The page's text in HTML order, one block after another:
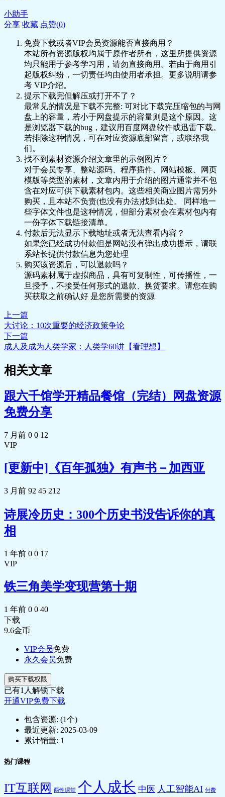
🎵 13.文艺复兴是欧洲近代的开端吗？走出
📄 13.文艺复兴是欧洲近代的开端吗？走出
中世纪.pdf
🎵 14.“人文学科”的总体目标是什么？文艺
复兴中的“新学术”与“新艺术”.mp3
📄 14.pdf
🎵 15.促进欧洲人的欧洲化，意大利之外的
文艺复兴.mp3
📄 15.pdf
🎵 16.中国也有文艺复兴吗？从徐光启到胡
适.mp3
🎵 17.工作是如此神圣和道德，宗教改革与
新教伦理.mp3
📄 17.pdf
🎵 18.我是被上帝选中的人吗，加尔文教派
与资本主义兴起.mp3
📄 18.pdf
🎵 19.韦伯错了吗？新教和资本主义的关
系.mp3
📄 19.pdf
📄 20.pdf
🎵 21.工业革命，一个真正进步的时代，不
只是蒸汽机.mp3
📄 21.pdf
🎵 22.谁要谈工业革命，谁就会谈棉花，棉
花连接世界.mp3
🎵 23. 新旧大陆的棉纺织.mp3
🎵 25. 游牧征服者与定居帝国.mp3
📄 27-31.pdf
🎵 27. 18世纪的欧洲局势.mp3
🎵 28. 莫卧儿最终的陷落.mp3
🎵 29. 俄罗斯与俄土战争.mp3
🎵 31. yp的早期历史.mp3
📄 32-35.pdf
🎵 33. 中日命运.mp3
🎵 35. 回到1640年的欧洲.mp3
📄 36-39.pdf
🎵 37. 新因素与条约.mp3
🎵 39. 现代国际法的到来.mp3
🎵 40葛兆光：全球终于成为一个历史世
📄 【书单】休息一日第二辑，中秋快.pdf
📄 【全球史线下活动】葛兆光x梁文道x段
🎵 【番外】《白银资本》讲了什么？，全
🎵 【番外】小说研究者和思想史学家.mp3
📄 【番外】小说研究者和思想史学家.pdf
复古.mp3
📄 【番外刘耀春：为什么革新一定要借着
复古.pdf
就越有利于创新，学术大咖云研讨.mp3
📄 番外】莫基尔：一般而言，政府越弱，
就越有利于创新，学术大咖云研讨.pdf
大利亚与新西兰.pdf
域的基督教.mp3
成.pdf
🎵 2.2 当耶路撒冷对话罗马丨大公教会的形
成.mp3
🎵 2.3 宗教也分联邦、联邦和集权？.mp3
📄 2.3 宗教也分联邦、联邦和集权？.pdf
🎵 2.4 从地中海变成全欧洲的基督教.mp3
📄 2.4 从地中海变成全欧洲的基督教.pdf
📄 2.5 国王众多，宗教却只有一个 东西部教
会的分立与交流.MP3
📄 2.5 国王众多，宗教却只有一个 东西部教
📄 2.6 丝绸之路上的基督教 景教.pdf
📄 2.6 丝绸之路上的基督教丨.MP3
🎵 2.7 世界宗教的诞生丨基督教在大航海时
代的全球传播.mp3
📄 2.7 世界宗教的诞生丨基督教在大航海时
代的全球传播.pdf
🎵 2.8 当上帝遇到孔子丨基督教在东亚的传
播.mp3
📄 2.8 当上帝遇到孔子丨基督教在东亚的传
播.pdf
🎵 3.1 阿拉伯人的起源与传说 .mp3
📄 3.1 阿拉伯人的起源与传说 .pdf
📄 3.2 神启的降临.MP3
🎵 3.3 先知的教谕丨伊斯兰教的基本原
理.pdf
因.pdf
因.mp3
📄 3.6.伊斯兰化｜从非洲到东南亚.MP3
🎵 3.7 互动与交融丨伊斯兰文明的发展与繁
荣.mp3
📄 【番外】梁文道：东西之间的东南亚，
吗？.mp3
📄 【番外】武绍卫：佛教的传播是单向的
吗？.pdf
系到宗教史的大问题-01.pdf
📄 【番外】段志强：七贤在不在竹林，关
系到宗教史的大问题.mp3
🎵 【番外】游斌：欧洲人“想象并接受的东
方”.mp3
方”.pdf
小助手
分享 收藏 点赞(0)
免费下载或者VIP会员资源能否直接商用？
本站所有资源版权均属于原作者所有，这里所提供资源
均只能用于参考学习用，请勿直接商用。若由于商用引
起版权纠纷，一切责任均由使用者承担。更多说明请参
考 VIP介绍。
提示下载完但解压或打开不了？
最常见的情况是下载不完整: 可对比下载完压缩包的与网
盘上的容量，若小于网盘提示的容量则是这个原因。这
是浏览器下载的bug，建议用百度网盘软件或迅雷下载。
若排除这种情况，可在对应资源底部留言，或联络我
们。
找不到素材资源介绍文章里的示例图片？
对于会员专享、整站源码、程序插件、网站模板、网页
模版等类型的素材，文章内用于介绍的图片通常并不包
含在对应可供下载素材包内。这些相关商业图片需另外
购买，且本站不负责(也没有办法)找到出处。 同样地一
些字体文件也是这种情况，但部分素材会在素材包内有
一份字体下载链接清单。
付款后无法显示下载地址或者无法查看内容？
如果您已经成功付款但是网站没有弹出成功提示，请联
系站长提供付款信息为您处理
购买该资源后，可以退款吗？
源码素材属于虚拟商品，具有可复制性，可传播性，一
旦授予，不接受任何形式的退款、换货要求。请您在购
买获取之前确认好 是您所需要的资源
上一篇
大讨论：10次重要的经济政策争论
下一篇
成人及成为人类学家：人类学60讲【看理想】
相关文章
跟六千馆学开精品餐馆（完结）网盘资源
免费分享
7 月前 0 0 12
VIP
[更新中]《百年孤独》有声书－加西亚
3 月前 92 45 212
诗展冷历史：300个历史书没告诉你的真
相
1 年前 0 0 17
VIP
铁三角美学变现营第十期
1 年前 0 0 40
下载
9.6金币
VIP会员免费
永久会员免费
购买下载权限
已有1 人解锁下载
开通VIP免费下载
包含资源: (1个)
最近更新: 2025-03-09
累计销量: 1
热门课程
IT互联网 两性课堂 个人成长 中医 人工智能AI 付费